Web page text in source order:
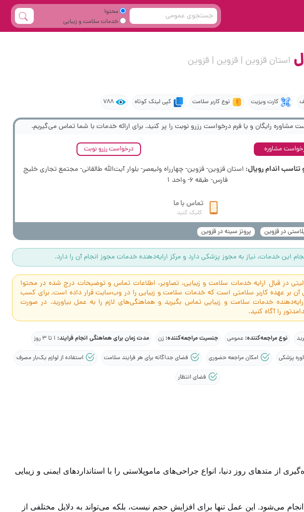
محتوا
خدمات سلامت و زیبایی
استان قزوین | قزوین | قزوین
کارت ویزیت نوع کاربر سلامت کپی لینک کوتاه 788
مشاوره رایگان و یا فرم درخواست رزرو نوبت را پر کنید. برای ارائه خدمات با شما تماس می‌گیریم.
مشاوره درخواست رزرو نوبت
تناسب اندام رویال: استان قزوین- قزوین- چهارراه ولیعصر- بلوار آیت‌الله طالقانی- مجتمع تجاری خلیج
فارس- طبقه 6- واحد 1
تماس با ما
کلیک کنید
در قزوین پروتز سینه در قزوین
این خدمات، نیاز به مجوز پزشکی دارد و مرکز ارایه‌دهنده خدمات مجوز انجام آن را دارد.
در قبال ارایه خدمات سلامت و زیبایی، تصاویر، اطلاعات تماس و توضیحات درج شده در محتوا
آن بر عهده کاربر سلامتی است که خدمات سلامت و زیبایی را در وب‌سایت قرار داده است. برای کسب
ارایه‌دهنده خدمات سلامت و زیبایی تماس بگیرید و هماهنگی‌های لازم را به عمل بیاورید. در صورت
را آگاه کنید.
نوع مراجعه‌کننده: عمومی جنسیت مراجعه‌کننده: زن مدت زمان برای هماهنگی انجام فرایند: 1 تا 3 روز
پزشکی امکان مراجعه حضوری فضای جداگانه برای هر فرایند سلامت استفاده از لوازم یک‌بار مصرف
فضای انتظار
از متدهای روز دنیا، انواع جراحی‌های ماموپلاستی را با استانداردهای ایمنی و زیبایی
می‌شود. این عمل تنها برای افزایش حجم نیست، بلکه می‌تواند به دلایل مختلفی از